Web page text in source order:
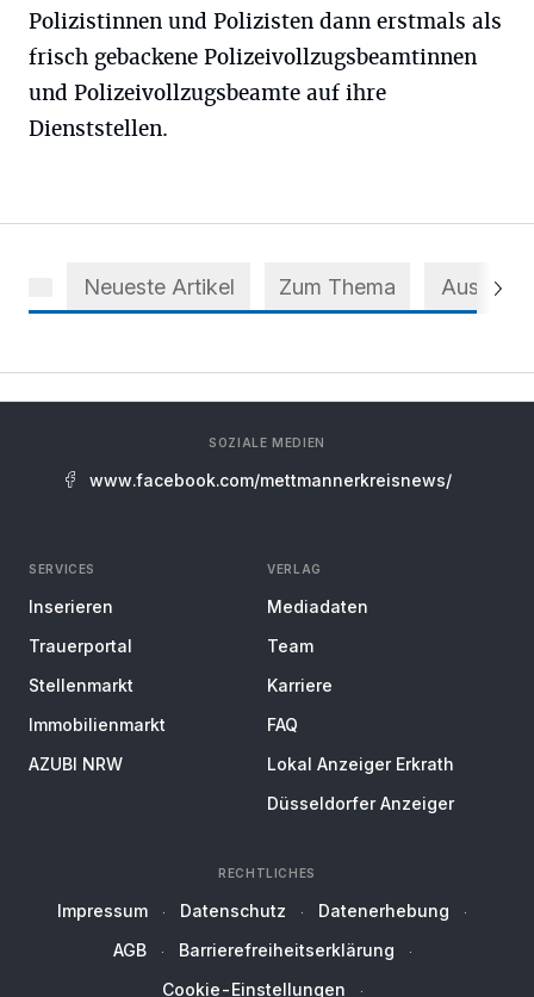
Polizistinnen und Polizisten dann erstmals als
frisch gebackene Polizeivollzugsbeamtinnen
und Polizeivollzugsbeamte auf ihre
Dienststellen.
Neueste Artikel Zum Thema Aus dem
SOZIALE MEDIEN
www.facebook.com/mettmannerkreisnews/
SERVICES
Inserieren
Trauerportal
Stellenmarkt
Immobilienmarkt
AZUBI NRW
VERLAG
Mediadaten
Team
Karriere
FAQ
Lokal Anzeiger Erkrath
Düsseldorfer Anzeiger
RECHTLICHES
Impressum Datenschutz
Datenerhebung
AGB
Barrierefreiheitserklärung
Cookie-Einstellungen